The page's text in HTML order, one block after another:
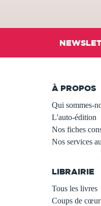
À PROPOS
Qui sommes-
L'auto-édition
Nos fiches
Nos services
LIBRAIRIE
Tous les livres
Coups de cœur